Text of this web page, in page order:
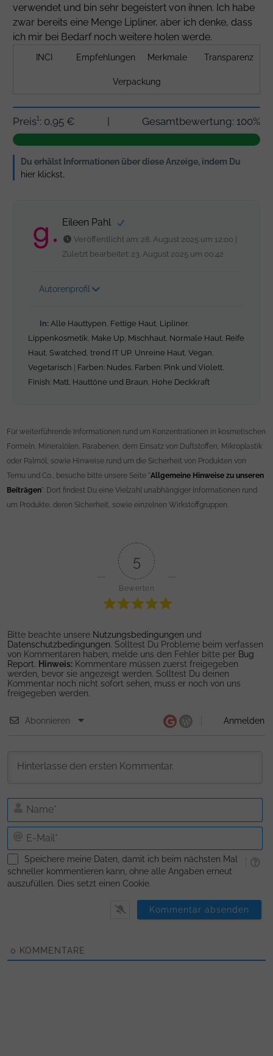
verwendet und bin sehr begeistert von ihnen. Ich habe
zwar bereits eine Menge Lipliner, aber ich denke, dass
ich mir bei Bedarf noch weitere holen werde.
INCI Empfehlungen Merkmale Transparenz
Verpackung
Preis¹: 0,95 € Gesamtbewertung: 100%
Du erhälst Informationen über diese Anzeige, indem Du
hier klickst.
Eileen Pahl
Veröffentlicht am: 28. August 2025 um 12:00 |
Zuletzt bearbeitet: 23. August 2025 um 00:42
Autorenprofil
In: Alle Hauttypen, Fettige Haut, Lipliner,
Lippenkosmetik, Make Up, Mischhaut, Normale Haut, Reife
Haut,Swatched,trend IT UP, Unreine Haut,Vegan,
Vegetarisch
Farben: Nudes, Farben: Pink und Violett,
Finish: Matt, Hauttöne und Braun, Hohe Deckkraft
Für weiterführende Informationen rund um Konzentrationen in kosmetischen
Formeln, Mineralölen, Parabenen, dem Einsatz von Duftstoffen, Mikroplastik
oder Palmöl, sowie Hinweise rund um die Sicherheit von Produkten von
Temu und Co., besuche bitte unsere Seite "Allgemeine Hinweise zu unseren
Beiträgen". Dort findest Du eine Vielzahl unabhängiger Informationen rund
um Produkte, deren Sicherheit, sowie einzelnen Wirkstoffgruppen.
5
Bewerten
Bitte beachte unsere Nutzungsbedingungen und
Datenschutzbedingungen. Solltest Du Probleme beim verfassen
von Kommentaren haben, melde uns den Fehler bitte per Bug
Report. Hinweis: Kommentare müssen zuerst freigegeben
werden, bevor sie angezeigt werden. Solltest Du deinen
Kommentar noch nicht sofort sehen, muss er noch von uns
freigegeben werden.
Abonnieren Anmelden
E-
Speichere meine Daten, damit ich beim nächsten Mal
schneller kommentieren kann, ohne alle Angaben erneut
auszufüllen. Dies setzt einen Cookie.
0 KOMMENTARE